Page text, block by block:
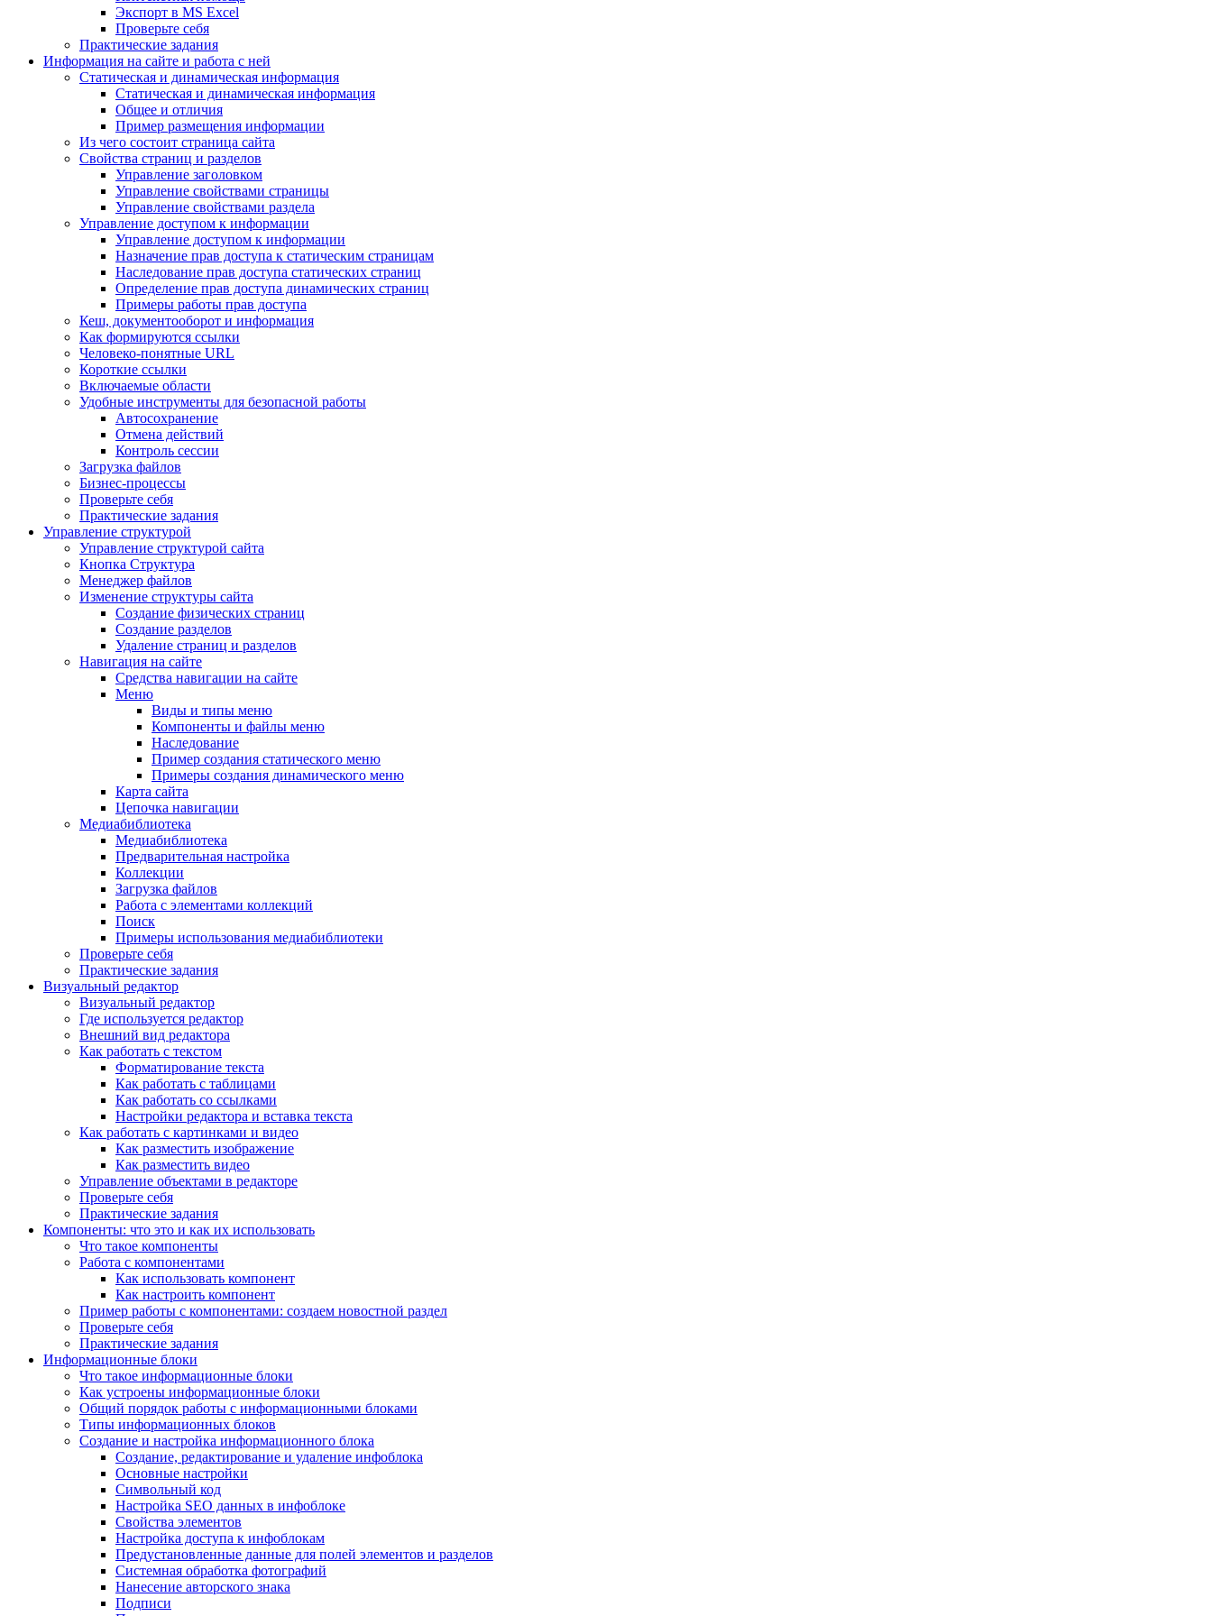
Экспорт в MS Excel
Проверьте себя
Практические задания
Информация на сайте и работа с ней
Статическая и динамическая информация
Статическая и динамическая информация
Общее и отличия
Пример размещения информации
Из чего состоит страница сайта
Свойства страниц и разделов
Управление заголовком
Управление свойствами страницы
Управление свойствами раздела
Управление доступом к информации
Управление доступом к информации
Назначение прав доступа к статическим страницам
Наследование прав доступа статических страниц
Определение прав доступа динамических страниц
Примеры работы прав доступа
Кеш, документооборот и информация
Как формируются ссылки
Человеко-понятные URL
Короткие ссылки
Включаемые области
Удобные инструменты для безопасной работы
Автосохранение
Отмена действий
Контроль сессии
Загрузка файлов
Бизнес-процессы
Проверьте себя
Практические задания
Управление структурой
Управление структурой сайта
Кнопка Структура
Менеджер файлов
Изменение структуры сайта
Создание физических страниц
Создание разделов
Удаление страниц и разделов
Навигация на сайте
Средства навигации на сайте
Меню
Виды и типы меню
Компоненты и файлы меню
Наследование
Пример создания статического меню
Примеры создания динамического меню
Карта сайта
Цепочка навигации
Медиабиблиотека
Медиабиблиотека
Предварительная настройка
Коллекции
Загрузка файлов
Работа с элементами коллекций
Поиск
Примеры использования медиабиблиотеки
Проверьте себя
Практические задания
Визуальный редактор
Визуальный редактор
Где используется редактор
Внешний вид редактора
Как работать с текстом
Форматирование текста
Как работать с таблицами
Как работать со ссылками
Настройки редактора и вставка текста
Как работать с картинками и видео
Как разместить изображение
Как разместить видео
Управление объектами в редакторе
Проверьте себя
Практические задания
Компоненты: что это и как их использовать
Что такое компоненты
Работа с компонентами
Как использовать компонент
Как настроить компонент
Пример работы с компонентами: создаем новостной раздел
Проверьте себя
Практические задания
Информационные блоки
Что такое информационные блоки
Как устроены информационные блоки
Общий порядок работы с информационными блоками
Типы информационных блоков
Создание и настройка информационного блока
Создание, редактирование и удаление инфоблока
Основные настройки
Символьный код
Настройка SEO данных в инфоблоке
Свойства элементов
Настройка доступа к инфоблокам
Предустановленные данные для полей элементов и разделов
Системная обработка фотографий
Нанесение авторского знака
Подписи